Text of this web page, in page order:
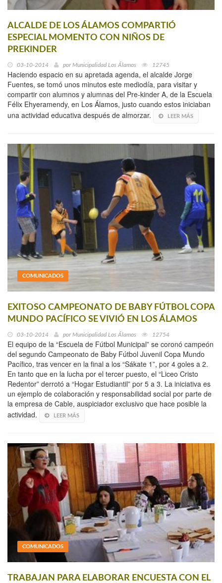
ALCALDE DE LOS ÁLAMOS COMPARTIÓ
ESPECIAL MOMENTO CON NIÑOS DE
PREKINDER
03-10-2014 por Municipalidad Los Álamos 12745
Haciendo espacio en su apretada agenda, el alcalde Jorge
Fuentes, se tomó unos minutos este mediodía, para visitar y
compartir con alumnos y alumnas del Pre-kinder A, de la Escuela
Félix Ehyeramendy, en Los Álamos, justo cuando estos iniciaban
una actividad educativa después de almorzar.
LEER MÁS
COMUNICADOS
EXITOSO CAMPEONATO DE BABY FÚTBOL COPA
MUNDO PACÍFICO SE VIVIÓ EN LOS ÁLAMOS
03-10-2014 por Municipalidad Los Álamos 12754
El equipo de la “Escuela de Fútbol Municipal” se coronó campeón
del segundo Campeonato de Baby Fútbol Juvenil Copa Mundo
Pacífico, tras vencer en la final a los “Sákate 1”, por 4 goles a 2.
En tanto que en la lucha por el tercer puesto, el “Liceo Cristo
Redentor” derrotó a “Hogar Estudiantil” por 5 a 3. La iniciativa es
un ejemplo de colaboración y responsabilidad social por parte de
la empresa de Cable, auspiciador exclusivo que hace posible la
actividad.
LEER MÁS
COMUNICADOS
TRABAJAN PARA ELABORAR ENCUESTA CON EL